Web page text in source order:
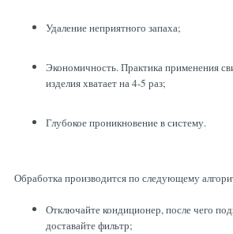
Удаление неприятного запаха;
Экономичность. Практика применения
изделия хватает на 4-5 раз;
Глубокое проникновение в систему.
Обработка производится по следующему
Отключайте кондиционер, после чего
доставайте фильтр;